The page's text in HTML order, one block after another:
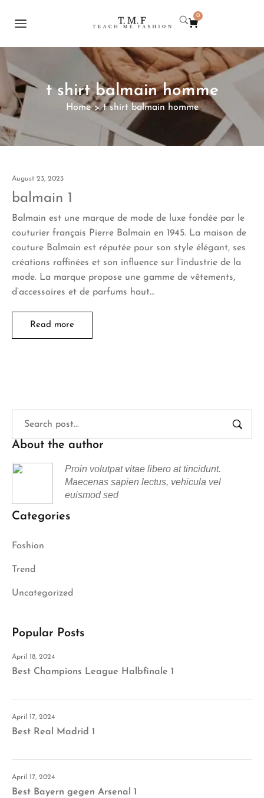
0
t shirt balmain homme
Home > t shirt balmain homme
August 23, 2023
balmain 1
Balmain est une marque de mode de luxe fondée par le
couturier français Pierre Balmain en 1945. La maison de
couture Balmain est réputée pour son style élégant, ses
créations raffinées et son influence sur l’industrie de la
mode. La marque propose une gamme de vêtements,
d’accessoires et de parfums haut…
Read more
About the author
Proin volutpat vitae libero at tincidunt.
Maecenas sapien lectus, vehicula vel
euismod sed
Categories
Fashion
Trend
Uncategorized
Popular Posts
April 18, 2024
Best Champions League Halbfinale 1
April 17, 2024
Best Real Madrid 1
April 17, 2024
Best Bayern gegen Arsenal 1